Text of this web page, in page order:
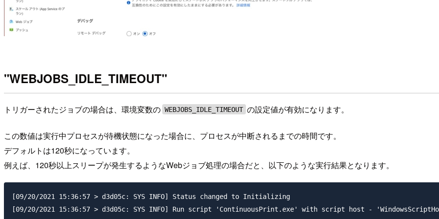
"WEBJOBS_IDLE_TIMEOUT"
トリガーされたジョブの場合は、環境変数の WEBJOBS_IDLE_TIMEOUT の設定値が有効になります。
この数値は実行中プロセスが待機状態になった場合に、プロセスが中断されるまでの時間です。
デフォルトは120秒になっています。
例えば、120秒以上スリープが発生するようなWebジョブ処理の場合だと、以下のような実行結果となります。
[09/20/2021 15:36:57 > d3d05c: SYS INFO] Status changed to Initializing
[09/20/2021 15:36:57 > d3d05c: SYS INFO] Run script 'ContinuousPrint.exe' with script host -